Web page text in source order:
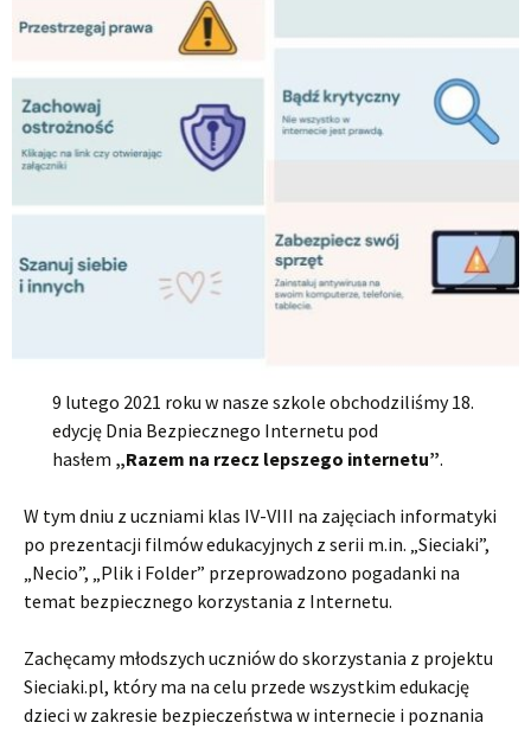
9 lutego 2021 roku w nasze szkole obchodziliśmy 18.
edycję Dnia Bezpiecznego Internetu pod
hasłem „Razem na rzecz lepszego internetu”.
W tym dniu z uczniami klas IV-VIII na zajęciach informatyki
po prezentacji filmów edukacyjnych z serii m.in. „Sieciaki”,
„Necio”, „Plik i Folder” przeprowadzono pogadanki na
temat bezpiecznego korzystania z Internetu.
Zachęcamy młodszych uczniów do skorzystania z projektu
Sieciaki.pl, który ma na celu przede wszystkim edukację
dzieci w zakresie bezpieczeństwa w internecie i poznania